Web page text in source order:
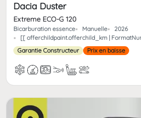
Dacia Duster
Extreme ECO-G 120
Bicarburation essence Manuelle
2026
[[ offerchildpaint.offerchild_km |
Garantie Constructeur
Prix en baisse